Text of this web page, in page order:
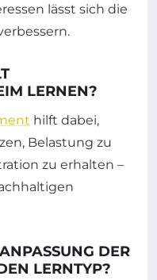
lässt sich die
LERNEN?
hilft dabei,
Belastung zu
zu erhalten –
DER
LERNTYP?